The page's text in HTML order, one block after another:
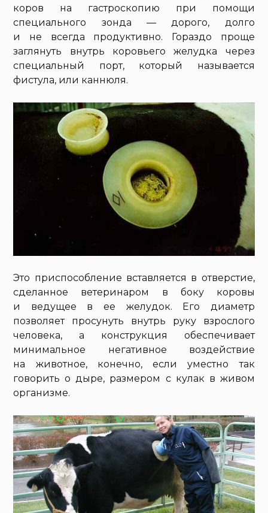
коров на гастроскопию при помощи
специального зонда — дорого, долго
и не всегда продуктивно. Гораздо проще
заглянуть внутрь коровьего желудка через
специальный порт, который называется
фистула, или каннюля.
Это приспособление вставляется в отверстие,
сделанное ветеринаром в боку коровы
и ведущее в ее желудок. Его диаметр
позволяет просунуть внутрь руку взрослого
человека, а конструкция обеспечивает
минимальное негативное воздействие
на животное, конечно, если уместно так
говорить о дыре, размером с кулак в живом
организме.